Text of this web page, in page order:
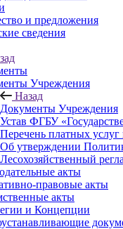
и предложения
сведения
Учреждения
Назад
Документы Учреждения
Устав ФГБУ
Перечень платных
Об утверждении
Лесохозяйственный
акты
правовые акты
акты
и Концепции